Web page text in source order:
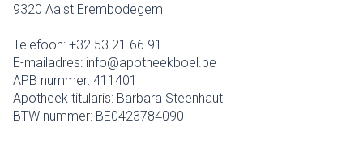
9320 Aalst Erembodegem
Telefoon: +32 53 21 66 91
E-mailadres: info@apotheekboel.be
APB nummer: 411401
Apotheek titularis: Barbara Steenhaut
BTW nummer: BE0423784090